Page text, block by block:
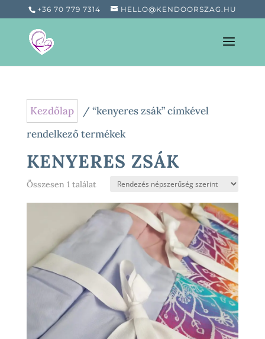
+36 70 779 7314 HELLO@KENDOORSZAG.HU
Kezdőlap
/ “kenyeres zsák” címkével
rendelkező termékek
KENYERES ZSÁK
Összesen 1 találat